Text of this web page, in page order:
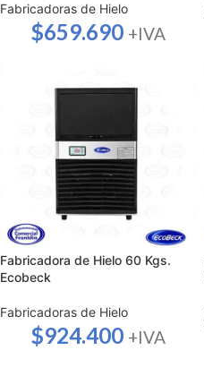
Fabricadoras de Hielo
$659.690 +IVA
Fabricadora de Hielo 60 Kgs.
Ecobeck
Fabricadoras de Hielo
$924.400 +IVA